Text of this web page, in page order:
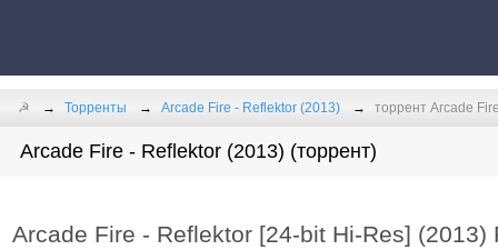
☭ Торренты Arcade Fire - Reflektor (2013) торрент Arcade
Arcade Fire - Reflektor (2013) (торрент)
Arcade Fire - Reflektor [24-bit Hi-Res] (2013)